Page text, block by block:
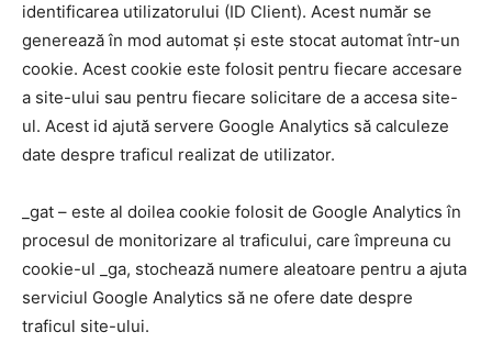
identificarea utilizatorului (ID Client). Acest număr se
generează în mod automat și este stocat automat într-un
cookie. Acest cookie este folosit pentru fiecare accesare
a site-ului sau pentru fiecare solicitare de a accesa site-
ul. Acest id ajută servere Google Analytics să calculeze
date despre traficul realizat de utilizator.
_gat – este al doilea cookie folosit de Google Analytics în
procesul de monitorizare al traficului, care împreuna cu
cookie-ul _ga, stochează numere aleatoare pentru a ajuta
serviciul Google Analytics să ne ofere date despre
traficul site-ului.